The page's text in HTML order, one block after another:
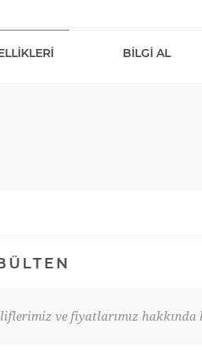
BILGI AL
ve fiyatlarımız hakkında